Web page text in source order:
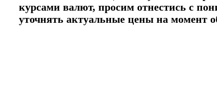
курсами валют, просим отнестись с
уточнять актуальные цены на момент